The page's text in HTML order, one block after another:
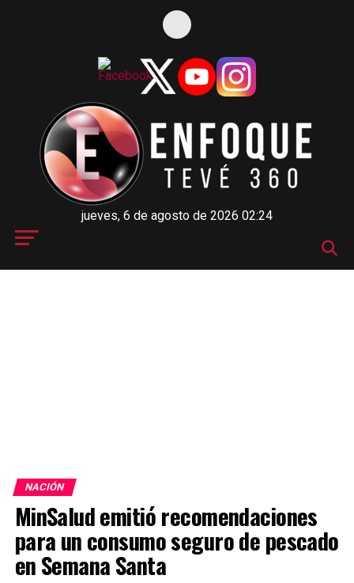
jueves, 6 de agosto de 2026 02:24
NACIÓN
MinSalud emitió recomendaciones
para un consumo seguro de pescado
en Semana Santa